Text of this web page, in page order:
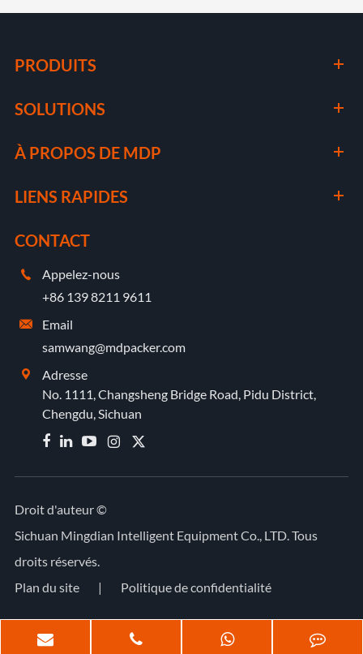
PRODUITS
SOLUTIONS
À PROPOS DE MDP
LIENS RAPIDES
CONTACT

Appelez-nous
+86 139 8211 9611

Email
samwang@mdpacker.com

Adresse
No. 1111, Changsheng Bridge Road, Pidu District,
Chengdu, Sichuan
 
Droit d'auteur ©
Sichuan Mingdian Intelligent Equipment Co., LTD. Tous
droits réservés.
Plan du site
| Politique de confidentialité